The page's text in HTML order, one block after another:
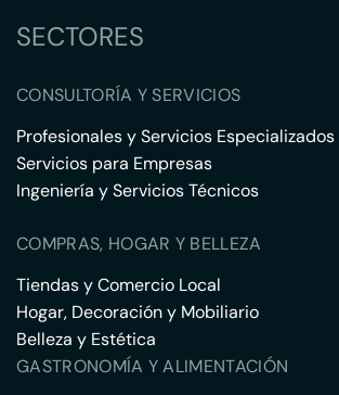
SECTORES
CONSULTORÍA Y SERVICIOS
Profesionales y Servicios Especializados
Servicios para Empresas
Ingeniería y Servicios Técnicos
COMPRAS, HOGAR Y BELLEZA
Tiendas y Comercio Local
Hogar, Decoración y Mobiliario
Belleza y Estética
GASTRONOMÍA Y ALIMENTACIÓN